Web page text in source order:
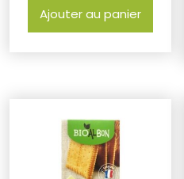
Ajouter au panier